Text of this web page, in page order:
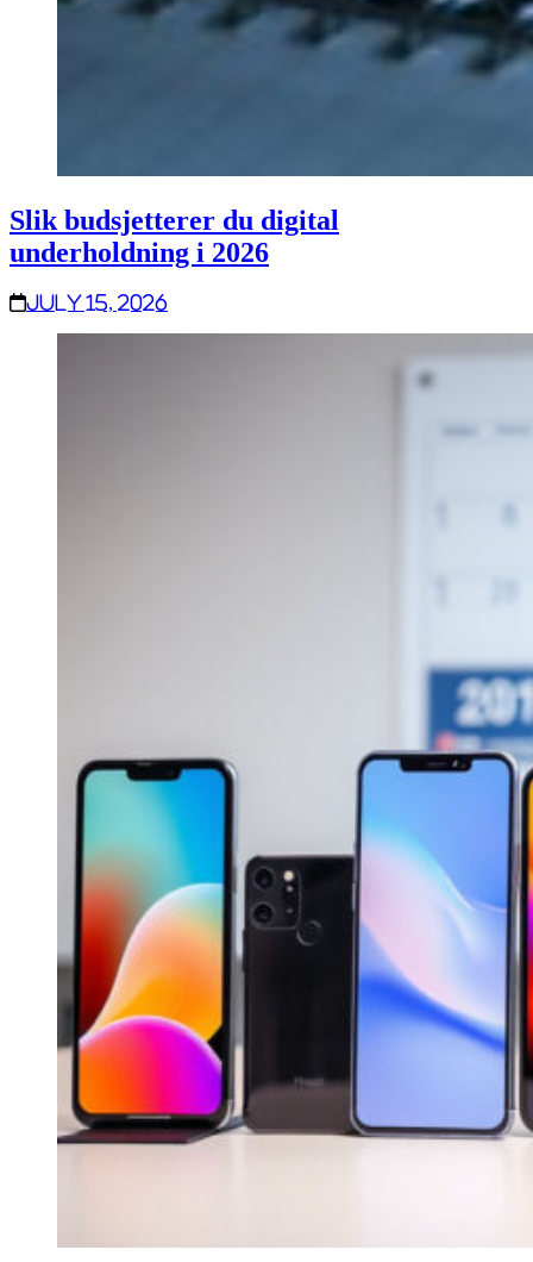
Slik budsjetterer du digital
underholdning i 2026
July 15, 2026